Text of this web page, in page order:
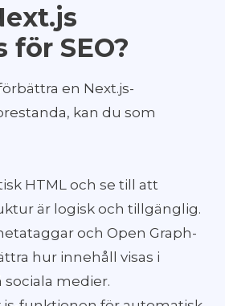
för SEO?
en Next.js-
kan du som
HTML och se till att
är logisk och tillgänglig.
och Open Graph-
hur innehåll visas i
medier.